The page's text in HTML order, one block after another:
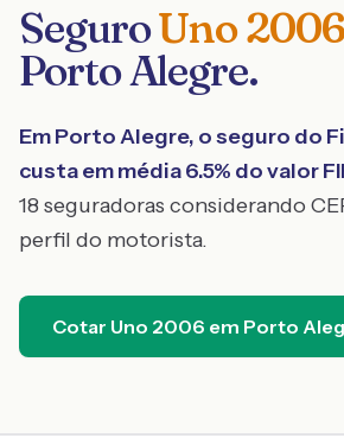
SeguroUno2006
Porto Alegre.
EmPorto Alegre, o seguro do
custa em média6.5% do valor
18 seguradoras considerando
perfil do motorista.
Cotar Uno 2006 em Porto